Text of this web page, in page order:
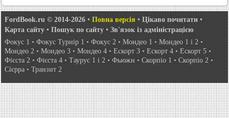
FordBook.ru © 2014-2026 • Повна версія • Цікаво почитати •
Карта сайту • Пошук по сайту • Зв'язок із адміністрацією
Фокус 1 • Фокус Турнір 1 • Фокус 2 • Мондео 1 • Мондео 1 і 2 •
Мондео 2 • Мондео 3 • Мондео 4 • Ескорт 3 • Ескорт 4 • Ескорт 5 •
Фієста 2 • Фієста 4 • Таурус 1 і 2 • Фьюжн • Скорпіо 1 • Скорпіо 2 •
Сієрра • Транзит 2